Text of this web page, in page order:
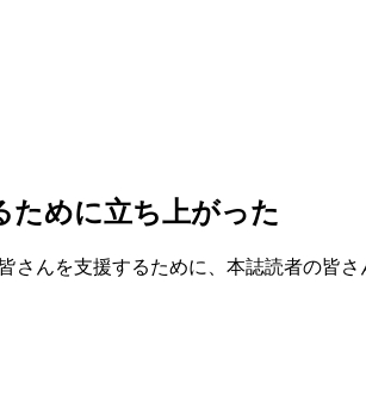
ために立ち上がった
んを支援するために、本誌読者の皆